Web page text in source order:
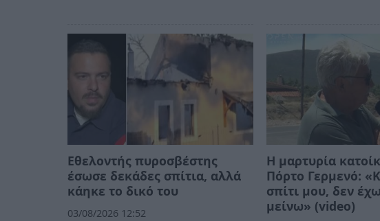
Εθελοντής πυροσβέστης
έσωσε δεκάδες σπίτια, αλλά
κάηκε το δικό του
03/08/2026 12:52
Η μαρτυρία
Πόρτο Γερμενό:
σπίτι μου, δεν
μείνω» (video)